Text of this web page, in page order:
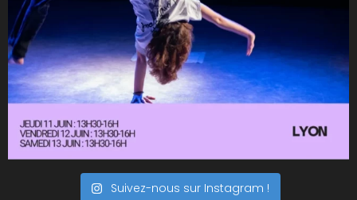
Suivez-nous sur Instagram !